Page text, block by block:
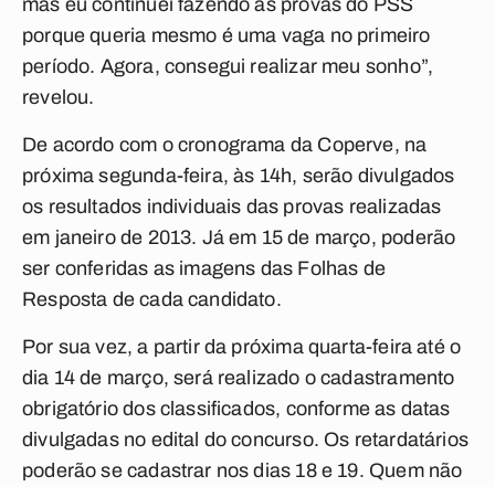
mas eu continuei fazendo as provas do PSS
porque queria mesmo é uma vaga no primeiro
período. Agora, consegui realizar meu sonho”,
revelou.
De acordo com o cronograma da Coperve, na
próxima segunda-feira, às 14h, serão divulgados
os resultados individuais das provas realizadas
em janeiro de 2013. Já em 15 de março, poderão
ser conferidas as imagens das Folhas de
Resposta de cada candidato.
Por sua vez, a partir da próxima quarta-feira até o
dia 14 de março, será realizado o cadastramento
obrigatório dos classificados, conforme as datas
divulgadas no edital do concurso. Os retardatários
poderão se cadastrar nos dias 18 e 19. Quem não